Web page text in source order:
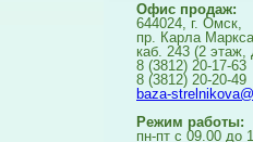
Офис продаж:
644024, г. Омск,
пр. Карла
каб. 243 (2
8 (3812) 20-17-63
8 (3812) 20-20-49
baza-
Режим работы:
пн-пт с 09.00 до